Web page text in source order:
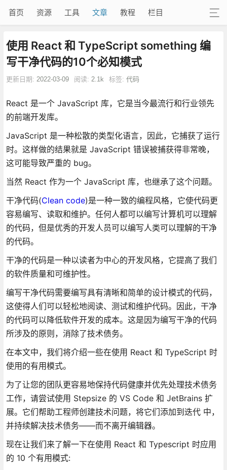
首页 资源 工具 文章 教程 栏目
使用 React 和 TypeScript something 编
写干净代码的10个必知模式
更新日期: 2022-03-09 阅读: 2.1k 标签: 代码
React 是一个 JavaScript 库，它是当今最流行和行业领先
的前端开发库。
JavaScript 是一种松散的类型化语言，因此，它捕获了运行
时。这样做的结果就是 JavaScript 错误被捕获得非常晚，
这可能导致严重的 bug。
当然 React 作为一个 JavaScript 库，也继承了这个问题。
干净代码(Clean code)是一种一致的编程风格，它使代码更
容易编写、读取和维护。任何人都可以编写计算机可以理解
的代码，但是优秀的开发人员可以编写人类可以理解的干净
的代码。
干净的代码是一种以读者为中心的开发风格，它提高了我们
的软件质量和可维护性。
编写干净代码需要编写具有清晰和简单的设计模式的代码，
这使得人们可以轻松地阅读、测试和维护代码。因此，干净
的代码可以降低软件开发的成本。这是因为编写干净的代码
所涉及的原则，消除了技术债务。
在本文中，我们将介绍一些在使用 React 和 TypeScript 时
使用的有用模式。
为了让您的团队更容易地保持代码健康并优先处理技术债务
工作，请尝试使用 Stepsize 的 VS Code 和 JetBrains 扩
展。它们帮助工程师创建技术问题，将它们添加到迭代 中，
并持续解决技术债务——而不离开编辑器。
现在让我们来了解一下在使用 React 和 Typescript 时应用
的 10 个有用模式: